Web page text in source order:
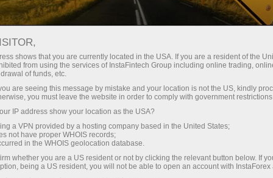
Трейдерам
Трейдерам
ІнстаФорекс
Розділ для тих, хто вже працює на ринку. Тут
представлений перелік наших сервісів,
інструментів, торгових умов в компанії
ІнстаФорекс, бонусів, способи виведення та
поповнення рахунку, аналітика, графіки,
відеоогляди, гарячі новини, конкурси та акції,
shows that you are currently located in the USA. If you are a resident of the
from using the services of InstaFintech Group including online trading,
of funds, etc.
are seeing this message by mistake and your location is not the US, kindly
you must leave the website in order to comply with government
IP address show your location as the USA?
a VPN provided by a hosting company based in the United States;
not have proper WHOIS records;
in the WHOIS geolocation database.
whether you are a US resident or not by clicking the relevant button below. If
being a US resident, you will not be able to open an account with InstaForex